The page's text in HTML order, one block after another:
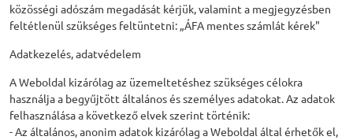
közösségi adószám megadását kérjük, valamint a megjegyzésben
feltétlenül szükséges feltüntetni: „ÁFA mentes számlát kérek"
Adatkezelés, adatvédelem
A Weboldal kizárólag az üzemeltetéshez szükséges célokra
használja a begyűjtött általános és személyes adatokat. Az adatok
felhasználása a következő elvek szerint történik:
- Az általános, anonim adatok kizárólag a Weboldal által érhetők el,